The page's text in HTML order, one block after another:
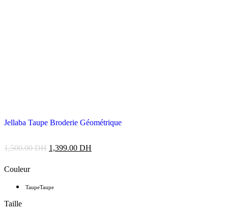
Jellaba Taupe Broderie Géométrique
1,500.00DH 1,399.00 DH
Couleur
TaupeTaupe
Taille